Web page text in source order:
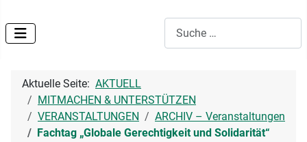
Aktuelle Seite: AKTUELL
MITMACHEN & UNTERSTÜTZEN
VERANSTALTUNGEN
ARCHIV – Veranstaltungen
Fachtag „Globale Gerechtigkeit und Solidarität“